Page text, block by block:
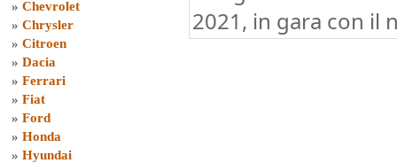
» Chevrolet
» Chrysler
» Citroen
» Dacia
» Ferrari
» Fiat
» Ford
» Honda
» Hyundai
2021, in gara con il